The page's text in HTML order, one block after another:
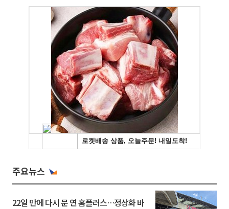
주요뉴스
22일 만에 다시 문 연 홈플러스…정상화 바